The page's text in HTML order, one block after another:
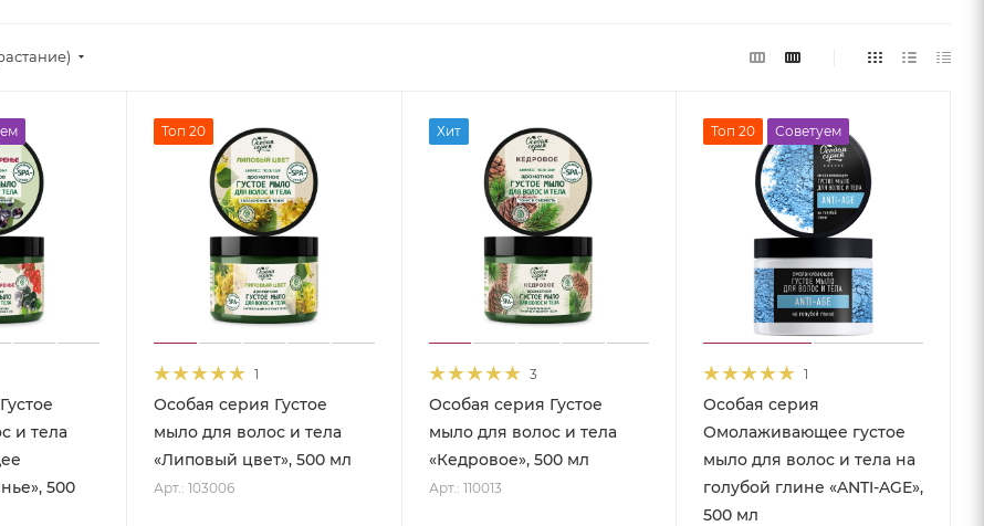
и тела
500
Топ 20
1
Особая серия Густое
мыло для волос и тела
«Липовый цвет», 500 мл
Арт.: 103006
Хит
3
Особая серия Густое
мыло для волос и тела
«Кедровое», 500 мл
Арт.: 110013
Топ 20 Советуем
1
Особая серия
Омолаживающее густое
мыло для волос и тела на
голубой глине «ANTI-AGE»,
500 мл